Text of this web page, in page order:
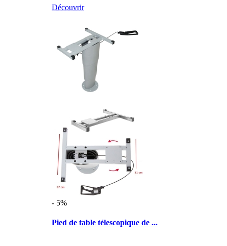
Découvrir
- 5%
Pied de table télescopique de ...